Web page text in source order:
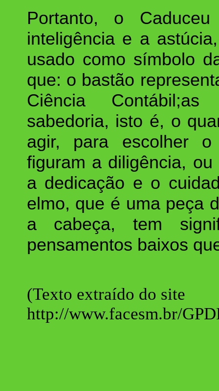
Portanto, o
inteligência e a
usado como símbolo
que: o bastão
Ciência
sabedoria, isto é, o
agir, para escolher
figuram a diligência,
a dedicação e o
elmo, que é uma peça
a cabeça, tem
pensamentos baixos
(Texto extraído do site
http://www.facesm.br/